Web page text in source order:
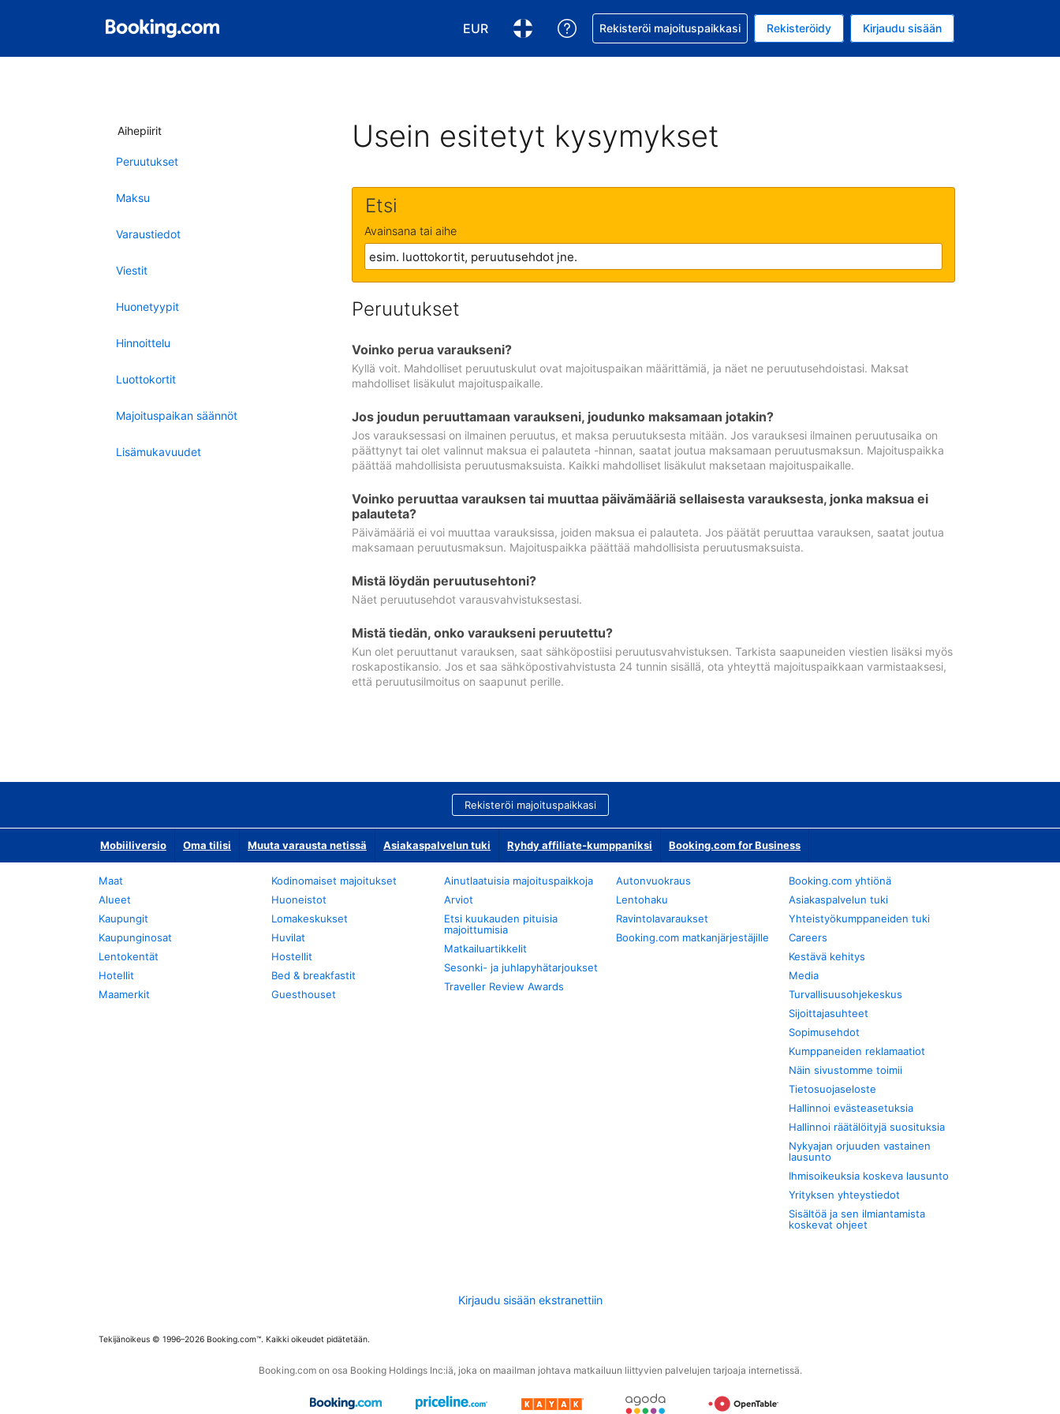
EUR
Valitse valuutta. Tämänhetkinen valuutta on EUR
Valitse kieli. Tämänhetkinen kieli on Suomi
Pyydä apua varauksesi kanssa
Rekisteröi majoituspaikkasi Rekisteröidy Kirjaudu sisään
Aihepiirit
Peruutukset
Maksu
Varaustiedot
Viestit
Huonetyypit
Hinnoittelu
Luottokortit
Majoituspaikan säännöt
Lisämukavuudet
Usein esitetyt kysymykset
Etsi
Avainsana tai aihe
Peruutukset
Voinko perua varaukseni?
Kyllä voit. Mahdolliset peruutuskulut ovat majoituspaikan määrittämiä, ja näet ne peruutusehdoistasi. Maksat
mahdolliset lisäkulut majoituspaikalle.
Jos joudun peruuttamaan varaukseni, joudunko maksamaan jotakin?
Jos varauksessasi on ilmainen peruutus, et maksa peruutuksesta mitään. Jos varauksesi ilmainen peruutusaika on
päättynyt tai olet valinnut maksua ei palauteta -hinnan, saatat joutua maksamaan peruutusmaksun. Majoituspaikka
päättää mahdollisista peruutusmaksuista. Kaikki mahdolliset lisäkulut maksetaan majoituspaikalle.
Voinko peruuttaa varauksen tai muuttaa päivämääriä sellaisesta varauksesta, jonka maksua ei
palauteta?
Päivämääriä ei voi muuttaa varauksissa, joiden maksua ei palauteta. Jos päätät peruuttaa varauksen, saatat joutua
maksamaan peruutusmaksun. Majoituspaikka päättää mahdollisista peruutusmaksuista.
Mistä löydän peruutusehtoni?
Näet peruutusehdot varausvahvistuksestasi.
Mistä tiedän, onko varaukseni peruutettu?
Kun olet peruuttanut varauksen, saat sähköpostiisi peruutusvahvistuksen. Tarkista saapuneiden viestien lisäksi myös
roskapostikansio. Jos et saa sähköpostivahvistusta 24 tunnin sisällä, ota yhteyttä majoituspaikkaan varmistaaksesi,
että peruutusilmoitus on saapunut perille.
Rekisteröi majoituspaikkasi
Mobiiliversio Oma tilisi Muuta varausta netissä Asiakaspalvelun tuki Ryhdy affiliate-kumppaniksi Booking.com for Business
Maat
Alueet
Kaupungit
Kaupunginosat
Lentokentät
Hotellit
Maamerkit
Kodinomaiset majoitukset
Huoneistot
Lomakeskukset
Huvilat
Hostellit
Bed & breakfastit
Guesthouset
Ainutlaatuisia majoituspaikkoja
Arviot
Etsi kuukauden pituisia
majoittumisia
Matkailuartikkelit
Sesonki- ja juhlapyhätarjoukset
Traveller Review Awards
Autonvuokraus
Lentohaku
Ravintolavaraukset
Booking.com matkanjärjestäjille
Booking.com yhtiönä
Asiakaspalvelun tuki
Yhteistyökumppaneiden tuki
Careers
Kestävä kehitys
Media
Turvallisuusohjekeskus
Sijoittajasuhteet
Sopimusehdot
Kumppaneiden reklamaatiot
Näin sivustomme toimii
Tietosuojaseloste
Hallinnoi evästeasetuksia
Hallinnoi räätälöityjä suosituksia
Nykyajan orjuuden vastainen
lausunto
Ihmisoikeuksia koskeva lausunto
Yrityksen yhteystiedot
Sisältöä ja sen ilmiantamista
koskevat ohjeet
Kirjaudu sisään ekstranettiin
Tekijänoikeus © 1996–2026 Booking.com™. Kaikki oikeudet pidätetään.
Booking.com on osa Booking Holdings Inc:iä, joka on maailman johtava matkailuun liittyvien palvelujen tarjoaja internetissä.